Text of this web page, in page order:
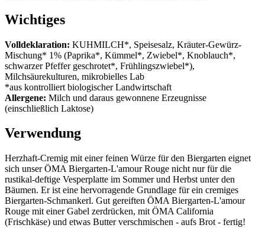
Wichtiges
Volldeklaration: KUHMILCH*, Speisesalz, Kräuter-Gewürz-
Mischung* 1% (Paprika*, Kümmel*, Zwiebel*, Knoblauch*,
schwarzer Pfeffer geschrotet*, Frühlingszwiebel*),
Milchsäurekulturen, mikrobielles Lab
*aus kontrolliert biologischer Landwirtschaft
Allergene: Milch und daraus gewonnene Erzeugnisse
(einschließlich Laktose)
Verwendung
Herzhaft-Cremig mit einer feinen Würze für den Biergarten eignet
sich unser ÖMA Biergarten-L'amour Rouge nicht nur für die
rustikal-deftige Vesperplatte im Sommer und Herbst unter den
Bäumen. Er ist eine hervorragende Grundlage für ein cremiges
Biergarten-Schmankerl. Gut gereiften ÖMA Biergarten-L'amour
Rouge mit einer Gabel zerdrücken, mit ÖMA California
(Frischkäse) und etwas Butter verschmischen - aufs Brot - fertig!